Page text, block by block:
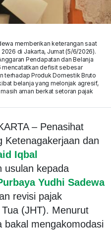
memberikan keterangan saat
di Jakarta, Jumat (5/6/2026).
Pendapatan dan Belanja
mencatatkan defisit sebesar
terhadap Produk Domestik Bruto
belanja yang melonjak agresif,
aman berkat setoran pajak
– Penasihat
Ketenagakerjaan dan
Iqbal
usulan kepada
Yudhi Sadewa
revisi pajak
(JHT). Menurut
bakal mengakomodasi